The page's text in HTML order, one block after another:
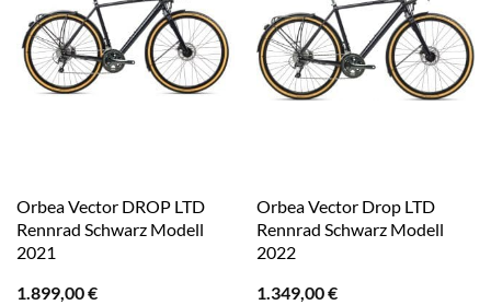
Orbea Vector DROP LTD
Rennrad Schwarz Modell
2021
1.899,00€
Orbea Vector Drop LTD
Rennrad Schwarz Modell
2022
1.349,00€